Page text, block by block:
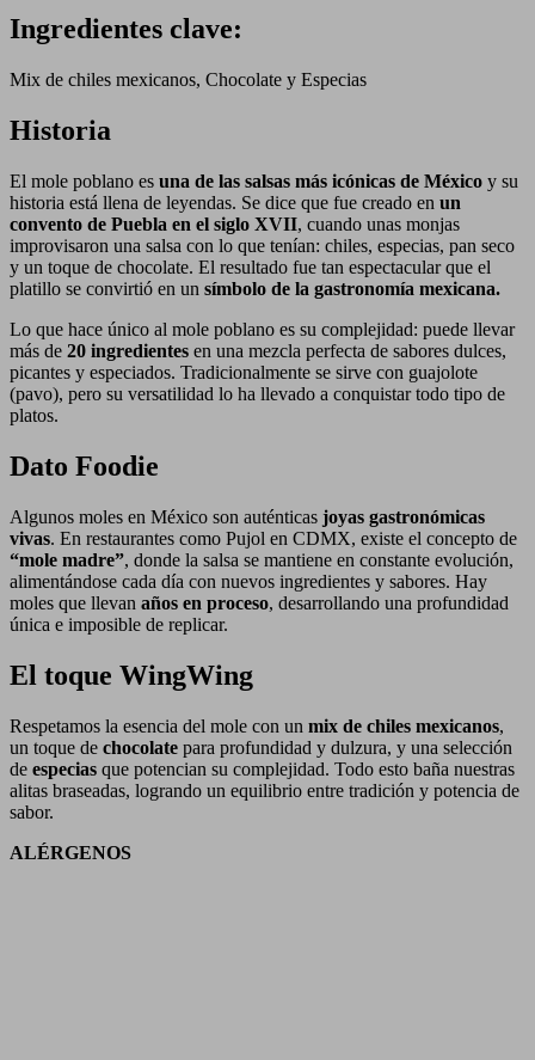
Ingredientes clave:
Mix de chiles mexicanos, Chocolate y Especias
Historia
El mole poblano es una de las salsas más icónicas de México y su
historia está llena de leyendas. Se dice que fue creado en un
convento de Puebla en el siglo XVII, cuando unas monjas
improvisaron una salsa con lo que tenían: chiles, especias, pan seco
y un toque de chocolate. El resultado fue tan espectacular que el
platillo se convirtió en un símbolo de la gastronomía mexicana.
Lo que hace único al mole poblano es su complejidad: puede llevar
más de 20 ingredientes en una mezcla perfecta de sabores dulces,
picantes y especiados. Tradicionalmente se sirve con guajolote
(pavo), pero su versatilidad lo ha llevado a conquistar todo tipo de
platos.
Dato Foodie
Algunos moles en México son auténticas joyas gastronómicas
vivas. En restaurantes como Pujol en CDMX, existe el concepto de
“mole madre”, donde la salsa se mantiene en constante evolución,
alimentándose cada día con nuevos ingredientes y sabores. Hay
moles que llevan años en proceso, desarrollando una profundidad
única e imposible de replicar.
El toque WingWing
Respetamos la esencia del mole con un mix de chiles mexicanos,
un toque de chocolate para profundidad y dulzura, y una selección
de especias que potencian su complejidad. Todo esto baña nuestras
alitas braseadas, logrando un equilibrio entre tradición y potencia de
sabor.
ALÉRGENOS